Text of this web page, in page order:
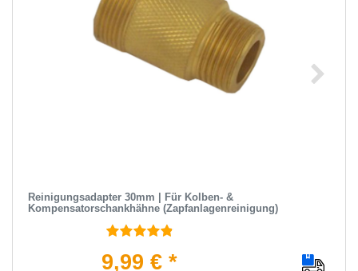
Reinigungsadapter 30mm | Für Kolben- &
Kompensatorschankhähne (Zapfanlagenreinigung)
9,99 € *